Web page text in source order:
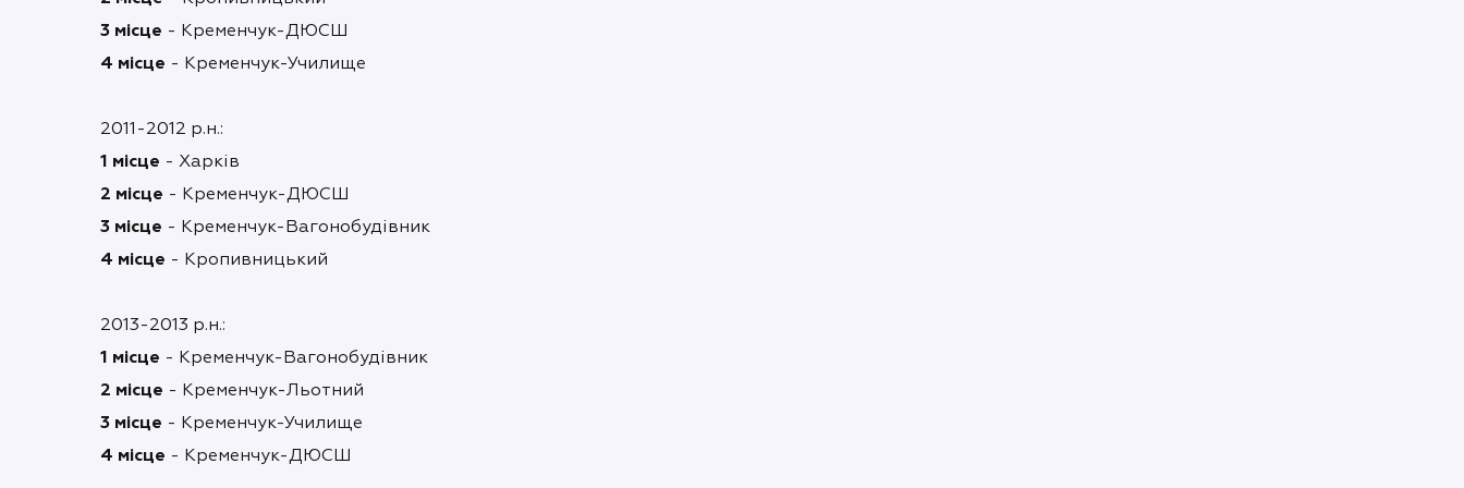
3 місце - Кременчук-ДЮСШ
4 місце - Кременчук-Училище
2011-2012 р.н.:
1 місце - Харків
2 місце - Кременчук-ДЮСШ
3 місце - Кременчук-Вагонобудівник
4 місце - Кропивницький
2013-2013 р.н.:
1 місце - Кременчук-Вагонобудівник
2 місце - Кременчук-Льотний
3 місце - Кременчук-Училище
4 місце - Кременчук-ДЮСШ